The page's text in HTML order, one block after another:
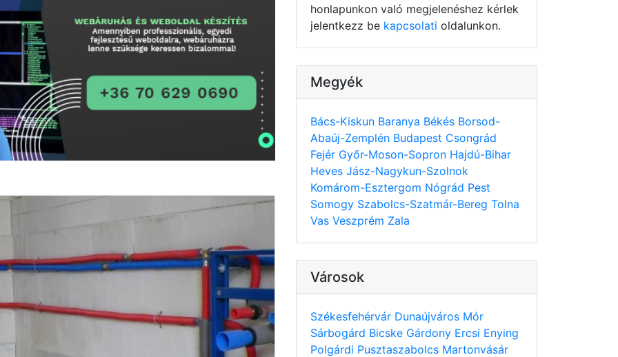
honlapunkon való megjelenéshez kérlek
jelentkezz be kapcsolati oldalunkon.
Megyék
Bács-Kiskun Baranya Békés Borsod-
Abaúj-Zemplén Budapest Csongrád
Fejér Győr-Moson-Sopron Hajdú-Bihar
Heves Jász-Nagykun-Szolnok
Komárom-Esztergom Nógrád Pest
Somogy Szabolcs-Szatmár-Bereg Tolna
Vas Veszprém Zala
Városok
Székesfehérvár Dunaújváros Mór
Sárbogárd Bicske Gárdony Ercsi Enying
Polgárdi Pusztaszabolcs Martonvásár